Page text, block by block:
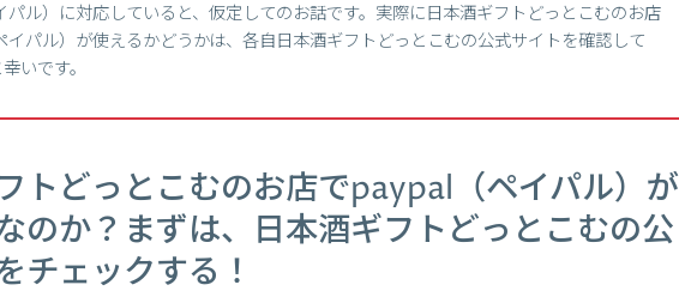
ル）に対応していると、仮定してのお話です。実際に日本酒ギフトどっとこむのお店
パル）が使えるかどうかは、各自日本酒ギフトどっとこむの公式サイトを確認して
いです。
トどっとこむのお店でpaypal（ペイパル）が
のか？まずは、日本酒ギフトどっとこむの公
チェックする！